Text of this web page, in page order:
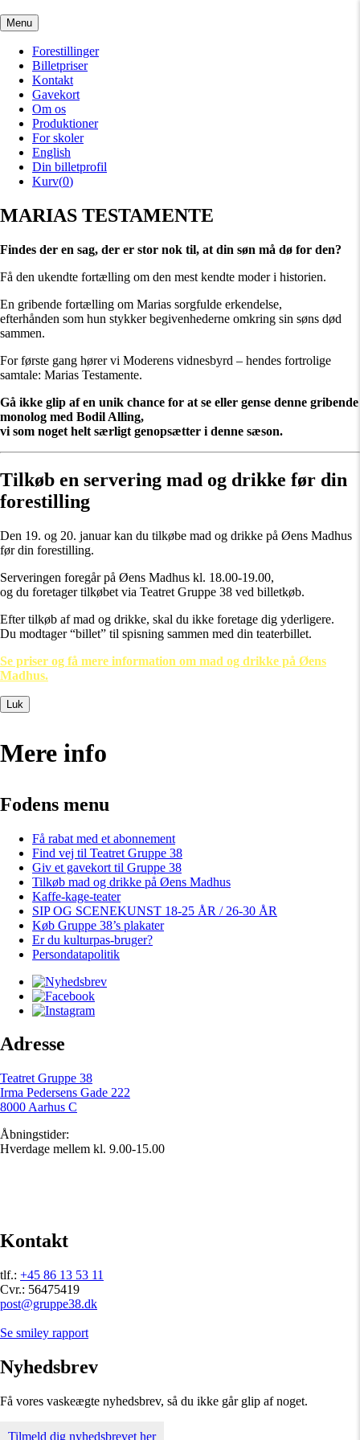
Menu
Forestillinger
Billetpriser
Kontakt
Gavekort
Om os
Produktioner
For skoler
English
Din billetprofil
Kurv(0)
MARIAS TESTAMENTE
Findes der en sag, der er stor nok til, at din søn må dø for den?
Få den ukendte fortælling om den mest kendte moder i historien.
En gribende fortælling om Marias sorgfulde erkendelse,
efterhånden som hun stykker begivenhederne omkring sin søns død
sammen.
For første gang hører vi Moderens vidnesbyrd – hendes fortrolige
samtale: Marias Testamente.
Gå ikke glip af en unik chance for at se eller gense denne gribende
monolog med Bodil Alling,
vi som noget helt særligt genopsætter i denne sæson.
Tilkøb en servering mad og drikke før din
forestilling
Den 19. og 20. januar kan du tilkøbe mad og drikke på Øens Madhus
før din forestilling.
Serveringen foregår på Øens Madhus kl. 18.00-19.00,
og du foretager tilkøbet via Teatret Gruppe 38 ved billetkøb.
Efter tilkøb af mad og drikke, skal du ikke foretage dig yderligere.
Du modtager “billet” til spisning sammen med din teaterbillet.
Se priser og få mere information om mad og drikke på Øens
Madhus.
Luk
Mere info
Fodens menu
Få rabat med et abonnement
Find vej til Teatret Gruppe 38
Giv et gavekort til Gruppe 38
Tilkøb mad og drikke på Øens Madhus
Kaffe-kage-teater
SIP OG SCENEKUNST 18-25 ÅR / 26-30 ÅR
Køb Gruppe 38’s plakater
Er du kulturpas-bruger?
Persondatapolitik
Adresse
Teatret Gruppe 38
Irma Pedersens Gade 222
8000 Aarhus C
Åbningstider:
Hverdage mellem kl. 9.00-15.00
Kontakt
tlf.: +45 86 13 53 11
Cvr.: 56475419
post@gruppe38.dk
Se smiley rapport
Nyhedsbrev
Få vores vaskeægte nyhedsbrev, så du ikke går glip af noget.
Tilmeld dig nyhedsbrevet her